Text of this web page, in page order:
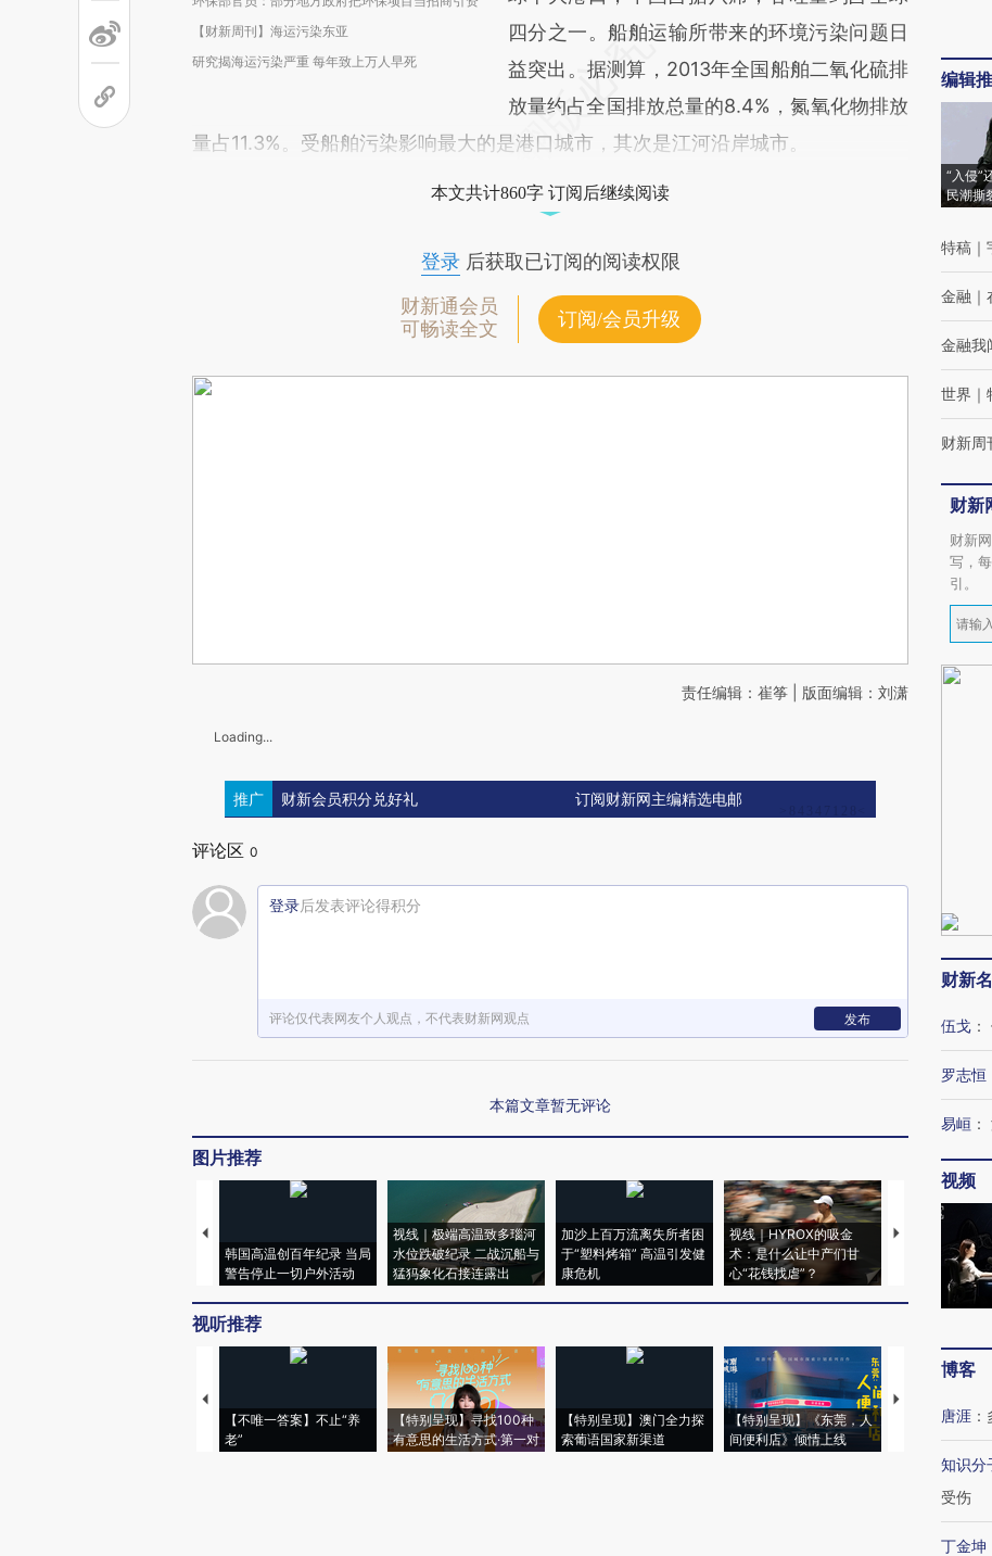
【财新周刊】海运污染东亚
研究揭海运污染严重 每年致上万人早死
四分之一。船舶运输所带来的环境污染问题日
益突出。据测算，2013年全国船舶二氧化硫排
放量约占全国排放总量的8.4%，氮氧化物排放
量占11.3%。受船舶污染影响最大的是港口城市，其次是江河沿岸城市。
本文共计860字 订阅后继续阅读
登录后获取已订阅的阅读权限
财新通会员
可畅读全文
订阅/会员升级
责任编辑：崔筝 | 版面编辑：刘潇
Loading...
推广 财新会员积分兑好礼 订阅财新网主编精选电邮
评论区 0
登录后发表评论得积分
评论仅代表网友个人观点，不代表财新网观点 发布
本篇文章暂无评论
图片推荐
韩国高温创百年纪录 当局
警告停止一切户外活动
视线｜极端高温致多瑙河
水位跌破纪录 二战沉船与
猛犸象化石接连露出
加沙上百万流离失所者困
于“塑料烤箱” 高温引发健
康危机
视线｜HYROX的吸金
术：是什么让中产们甘
心“花钱找虐”？
马航飞行员跨国
粒摇头丸 尿检
视听推荐
【不唯一答案】不止“养
老”
【特别呈现】寻找100种
有意思的生活方式·第一对
【特别呈现】澳门全力探
索葡语国家新渠道
【特别呈现】《东莞，人
间便利店》倾情上线
【推广】走进第
会，让数智科
编辑
“入侵”
民潮撕
特稿 ｜
金融 ｜
金融我
世界 ｜
财新周
财新
财新
写，
引。
财新
伍戈 ：
罗志恒
易峘 ：
视频
博客
唐涯 ：
知识分
受伤
丁金坤